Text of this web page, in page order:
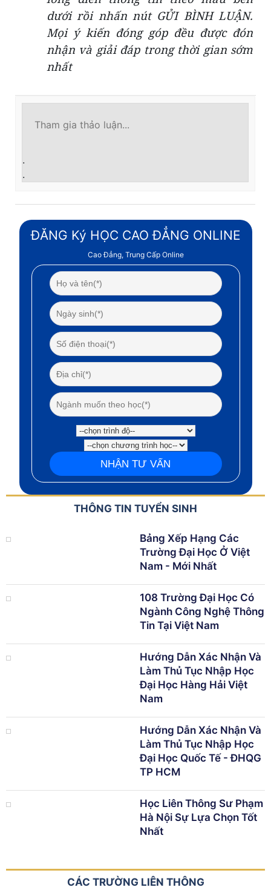
dưới rồi nhấn nút GỬI BÌNH LUẬN.
Mọi ý kiến đóng góp đều được đón
nhận và giải đáp trong thời gian sớm
nhất
.
.
ĐĂNG Ký HỌC CAO ĐẲNG ONLINE
Cao Đẳng, Trung Cấp Online
THÔNG TIN TUYỂN SINH
Bảng Xếp Hạng Các
Trường Đại Học Ở Việt
Nam - Mới Nhất
108 Trường Đại Học Có
Ngành Công Nghệ Thông
Tin Tại Việt Nam
Hướng Dẫn Xác Nhận Và
Làm Thủ Tục Nhập Học
Đại Học Hàng Hải Việt
Nam
Hướng Dẫn Xác Nhận Và
Làm Thủ Tục Nhập Học
Đại Học Quốc Tế - ĐHQG
TP HCM
Học Liên Thông Sư Phạm
Hà Nội Sự Lựa Chọn Tốt
Nhất
CÁC TRƯỜNG LIÊN THÔNG